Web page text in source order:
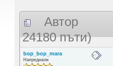
Автор
24180 пъти)
bop_bop_mara
Напреднали